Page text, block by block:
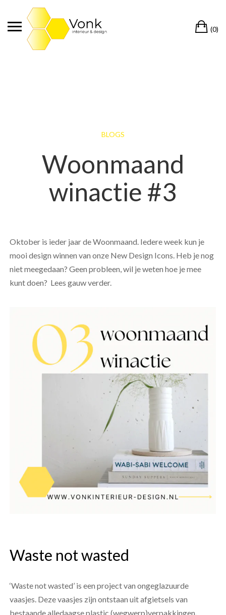
(0)
BLOGS
Woonmaand
winactie #3
Oktober is ieder jaar de Woonmaand. Iedere week kun je
mooi design winnen van onze New Design Icons. Heb je nog
niet meegedaan? Geen probleen, wil je weten hoe je mee
kunt doen? Lees gauw verder.
Waste not wasted
‘Waste not wasted’ is een project van ongeglazuurde
vaasjes. Deze vaasjes zijn ontstaan uit afgietsels van
bestaande alledaagse plastic (wegwerp)verpakkingen.